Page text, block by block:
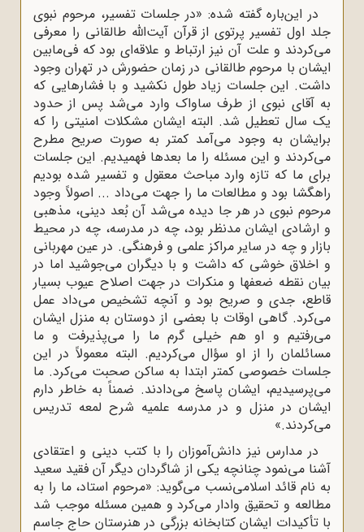
در این‌باره گفته شده: «در جلسات تفسیر، مرحوم نبوی
جلد اول تفسیر پرتوی از قرآن آیت‌الله طالقانی را معرفی
می‌کردند و علت آن نیز ارتباط و علاقه‌ای بود که فی‌مابین
ایشان با مرحوم طالقانی در زمان حضورش در تهران وجود
داشت. این جلسات زیاد طول نکشید و با فشارهایی که
به آقای نبوی از طرف ساواک وارد می‌شد پس از حدود
یک سال تعطیل شد. البته ایشان مشکلات امنیتی را که
برایشان به وجود می‌آمد کمتر به صورت صریح مطرح
می‌کردند و این مسئله را ما بعدها فهمیدیم. این جلسات
برای ما که تازه وارد مباحث معقول و تفسیر شده بودیم
راهگشا بود و مطالعات ما را جهت می‌داد ... اصولاً وجود
مرحوم نبوی در هر جا دیده می‌شد آن بُعد دینی، مذهبی
و ارشادی ایشان مدنظر بود، چه در مدرسه، چه در محیط
بازار و چه در سایر مراکز علمی و فرهنگی. در عین مهربانی
و اخلاق خوشی که داشت و با دیگران می‌جوشید اما در
بیان نقطه ضعفها و منکرات در جهت اصلاح عیوب بسیار
قاطع، جدی و صریح بود و آنچه تشخیص می‌داد عمل
می‌کرد. گاهی اوقات با بعضی از دوستان به منزل ایشان
می‌رفتیم و او هم خیلی گرم ما را می‌پذیرفت و ما
مسائلمان را از او سؤال می‌کردیم. البته معمولاً در این
جلسات خصوصی کمتر ابتدا به ساکن صحبت می‌کرد. ما
می‌پرسیدیم، ایشان پاسخ می‌دادند. ضمناً به خاطر دارم
ایشان در منزل و در مدرسه علمیه شرح لمعه تدریس
می‌کردند.»
در مدارس نیز دانش‌آموزان را با کتب دینی و اعتقادی
آشنا می‌نمود چنانچه یکی از شاگردان دیگر آن فقید سعید
به نام قائد اسلامی‌نسب می‌گوید: «مرحوم استاد، ما را به
مطالعه و تحقیق وادار می‌کرد و همین مسئله موجب شد
با تأکیدات ایشان کتابخانه بزرگی در هنرستان حاج جاسم